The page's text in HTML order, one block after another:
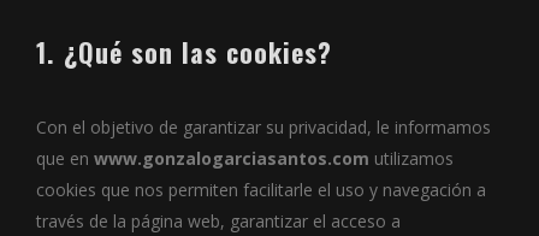
1. ¿Qué son las cookies?
Con el objetivo de garantizar su privacidad, le informamos
que en www.gonzalogarciasantos.com utilizamos
cookies que nos permiten facilitarle el uso y navegación a
través de la página web, garantizar el acceso a